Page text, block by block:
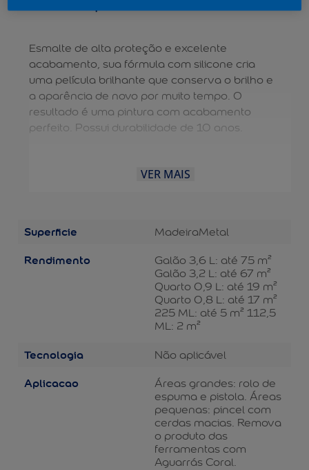
Esmalte de alta proteção e excelente
acabamento, sua fórmula com silicone cria
uma película brilhante que conserva o brilho e
a aparência de novo por muito tempo. O
resultado é uma pintura com acabamento
perfeito. Possui durabilidade de 10 anos.
VER MAIS
Superficie MadeiraMetal
Rendimento
Galão 3,6 L: até 75 m²
Galão 3,2 L: até 67 m²
Quarto 0,9 L: até 19 m²
Quarto 0,8 L: até 17 m²
225 ML: até 5 m² 112,5
ML: 2 m²
Tecnologia Não aplicável
Aplicacao
Áreas grandes: rolo de
espuma e pistola. Áreas
pequenas: pincel com
cerdas macias. Remova
o produto das
ferramentas com
Aguarrás Coral.